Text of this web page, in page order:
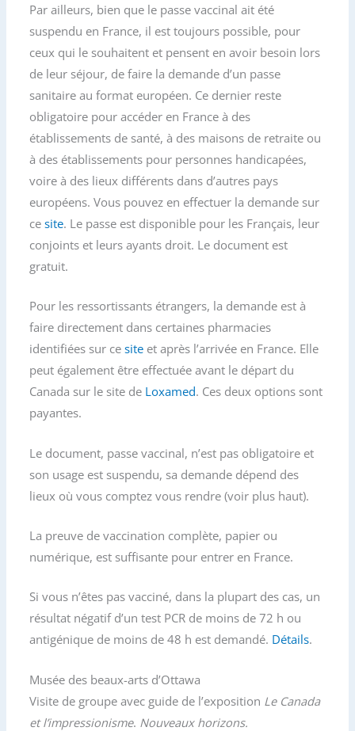
Par ailleurs, bien que le passe vaccinal ait été
suspendu en France, il est toujours possible, pour
ceux qui le souhaitent et pensent en avoir besoin lors
de leur séjour, de faire la demande d’un passe
sanitaire au format européen. Ce dernier reste
obligatoire pour accéder en France à des
établissements de santé, à des maisons de retraite ou
à des établissements pour personnes handicapées,
voire à des lieux différents dans d’autres pays
européens. Vous pouvez en effectuer la demande sur
cesite. Le passe est disponible pour les Français, leur
conjoints et leurs ayants droit. Le document est
gratuit.
Pour les ressortissants étrangers, la demande est à
faire directement dans certaines pharmacies
identifiées sur cesite et après l’arrivée en France. Elle
peut également être effectuée avant le départ du
Canada sur le site de Loxamed. Ces deux options sont
payantes.
Le document, passe vaccinal, n’est pas obligatoire et
son usage est suspendu, sa demande dépend des
lieux où vous comptez vous rendre (voir plus haut).
La preuve de vaccination complète, papier ou
numérique, est suffisante pour entrer en France.
Si vous n’êtes pas vacciné, dans la plupart des cas, un
résultat négatif d’un test PCR de moins de 72 h ou
antigénique de moins de 48 h est demandé. Détails.
Musée des beaux-arts d’Ottawa
Visite de groupe avec guide de l’exposition Le Canada
et l’impressionisme. Nouveaux horizons.